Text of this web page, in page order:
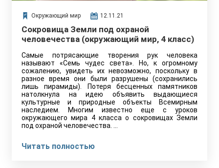
Окружающий мир 12.11.21
Сокровища Земли под охраной
человечества (окружающий мир, 4 класс)
Самые потрясающие творения рук человека
называют «Семь чудес света». Но, к огромному
сожалению, увидеть их невозможно, поскольку в
разное время они были разрушены (сохранились
лишь пирамиды). Потеря бесценных памятников
натолкнула на идею объявить выдающиеся
культурные и природные объекты Всемирным
наследием. Многим известно еще с уроков
окружающего мира 4 класса о сокровищах Земли
под охраной человечества. …
Читать полностью